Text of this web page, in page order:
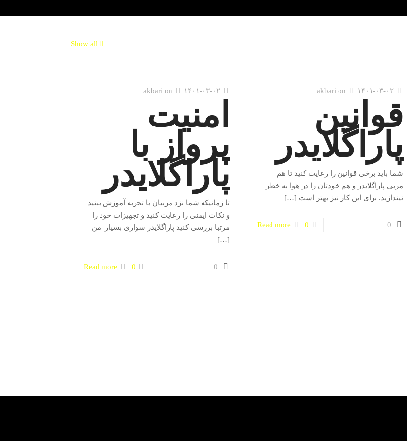
Show all
akbari on ۱۴۰۱-۰۳-۰۲
قوانین
پاراگلایدر
شما باید برخی قوانین را رعایت کنید تا هم
مربی پاراگلایدر و هم خودتان را در هوا به خطر
نیندازید. برای این کار نیز بهتر است […]
0
0
Read more
akbari on ۱۴۰۱-۰۳-۰۲
امنیت
پرواز با
پاراگلایدر
تا زمانیکه شما نزد مربیان با تجربه آموزش ببنید
و نکات ایمنی را رعایت کنید و تجهیزات خود را
مرتبا بررسی کنید پاراگلایدر سواری بسیار امن
[…]
0
0
Read more